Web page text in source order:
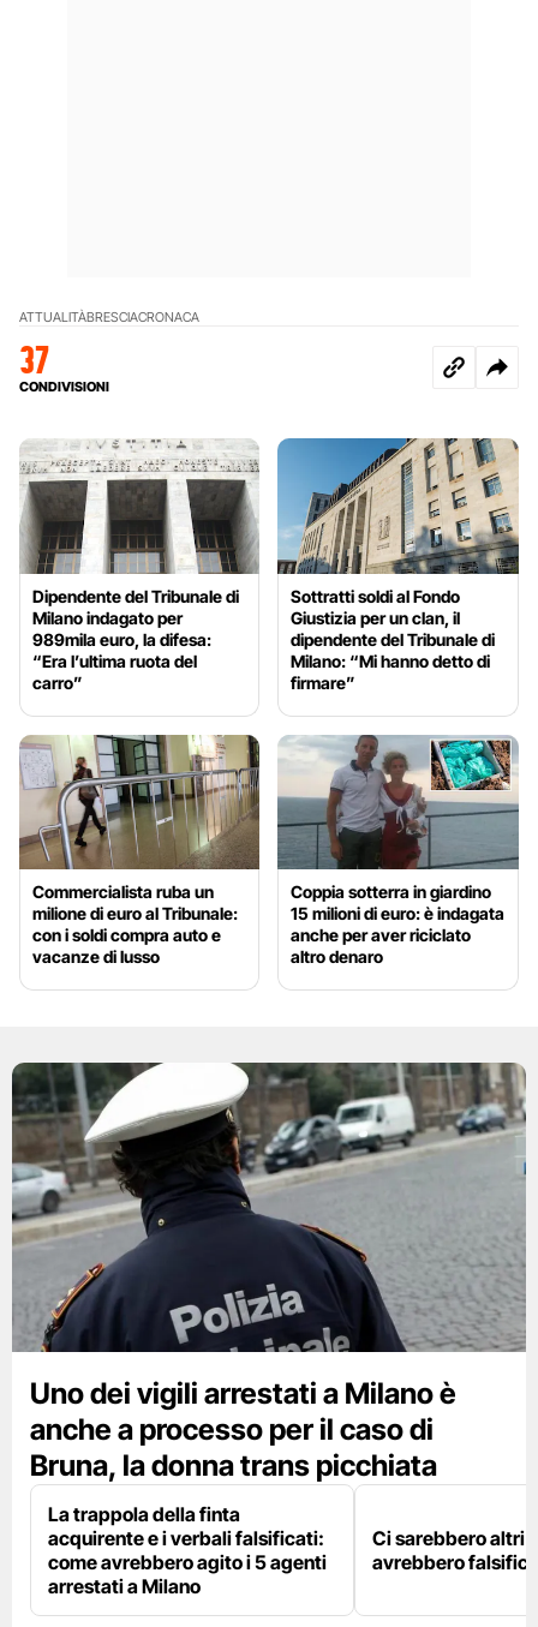
ATTUALITÀBRESCIACRONACA
37
CONDIVISIONI
Dipendente del Tribunale di
Milano indagato per
989mila euro, la difesa:
“Era l’ultima ruota del
carro”
Sottratti soldi al Fondo
Giustizia per un clan, il
dipendente del Tribunale di
Milano: “Mi hanno detto di
firmare”
Commercialista ruba un
milione di euro al Tribunale:
con i soldi compra auto e
vacanze di lusso
Coppia sotterra in giardino
15 milioni di euro: è indagata
anche per aver riciclato
altro denaro
Uno dei vigili arrestati a Milano è
anche a processo per il caso di
Bruna, la donna trans picchiata
La trappola della finta
acquirente e i verbali falsificati:
come avrebbero agito i 5 agenti
arrestati a Milano
Ci sarebbero altri
avrebbero